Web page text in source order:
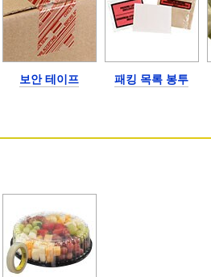
보안 테이프 패킹 목록 봉투